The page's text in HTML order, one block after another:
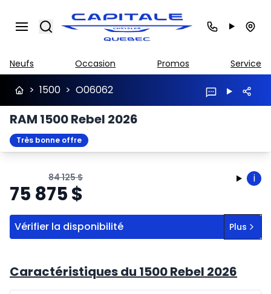
Search
Neufs Occasion Promos Service
> 1500 > O06062
RAM 1500 Rebel 2026
Très bonne offre
84 125$
75 875$
i
Vérifier la disponibilité Plus
Caractéristiques du 1500 Rebel 2026